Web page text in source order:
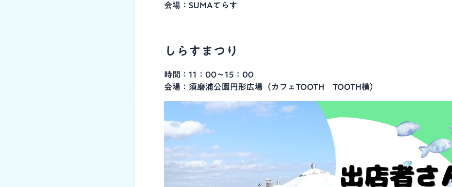
会場：SUMAてらす
しらすまつり
時間：11：00～15：00
会場：須磨浦公園円形広場（カフェTOOTH TOOTH横）